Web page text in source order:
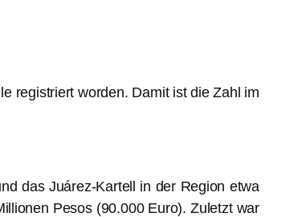
registriert worden. Damit ist die Zahl im
das Juárez-Kartell in der Region etwa
Pesos (90.000 Euro). Zuletzt war